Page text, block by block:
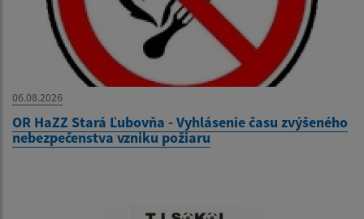
06.08.2026
OR HaZZ Stará Ľubovňa - Vyhlásenie času zvýšeného
nebezpečenstva vzniku požiaru